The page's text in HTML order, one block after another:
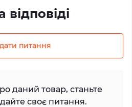
питання
даний товар, станьте
своє питання.